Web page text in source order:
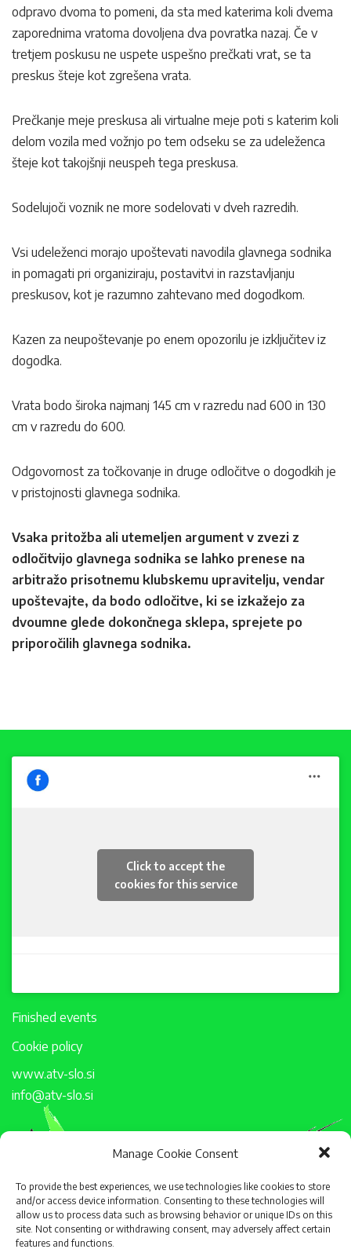
Manage Cookie Consent
To provide the best experiences, we use technologies like cookies to store
and/or access device information. Consenting to these technologies will
allow us to process data such as browsing behavior or unique IDs on this
site. Not consenting or withdrawing consent, may adversely affect certain
features and functions.
odpravo dvoma to pomeni, da sta med katerima koli dvema
zaporednima vratoma dovoljena dva povratka nazaj. Če v
tretjem poskusu ne uspete uspešno prečkati vrat, se ta
preskus šteje kot zgrešena vrata.
Prečkanje meje preskusa ali virtualne meje poti s katerim koli
delom vozila med vožnjo po tem odseku se za udeleženca
šteje kot takojšnji neuspeh tega preskusa.
Sodelujoči voznik ne more sodelovati v dveh razredih.
Vsi udeleženci morajo upoštevati navodila glavnega sodnika
in pomagati pri organiziraju, postavitvi in ​​razstavljanju
preskusov, kot je razumno zahtevano med dogodkom.
Kazen za neupoštevanje po enem opozorilu je izključitev iz
dogodka.
Vrata bodo široka najmanj 145 cm v razredu nad 600 in 130
cm v razredu do 600.
Odgovornost za točkovanje in druge odločitve o dogodkih je
v pristojnosti glavnega sodnika.
Vsaka pritožba ali utemeljen argument v zvezi z
odločitvijo glavnega sodnika se lahko prenese na
arbitražo prisotnemu klubskemu upravitelju, vendar
upoštevajte, da bodo odločitve, ki se izkažejo za
dvoumne glede dokončnega sklepa, sprejete po
priporočilih glavnega sodnika.
Click to accept the
cookies for this service
Finished events
Cookie policy
www.atv-slo.si
info@atv-slo.si